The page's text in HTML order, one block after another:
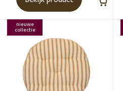
nieuwe
collectie